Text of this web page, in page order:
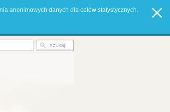
anonimowych danych dla celów statystycznych.